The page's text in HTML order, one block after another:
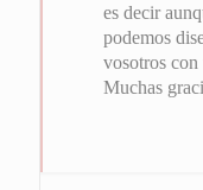
es decir
podemos
vosotros con
Muchas